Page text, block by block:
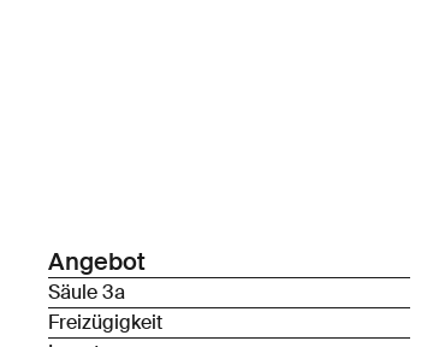
Angebot
Säule 3a
Freizügigkeit